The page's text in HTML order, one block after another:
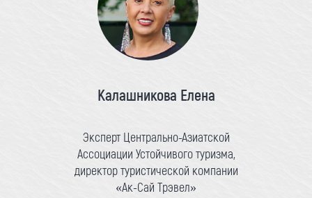
Калашникова Елена
Эксперт Центрально-Азиатской
Ассоциации Устойчивого туризма,
директор туристической компании
«Ак-Сай Трэвел»